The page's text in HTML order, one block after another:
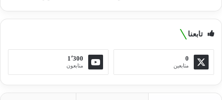
تابعنا
0
متابعين
1٬300
متابعون